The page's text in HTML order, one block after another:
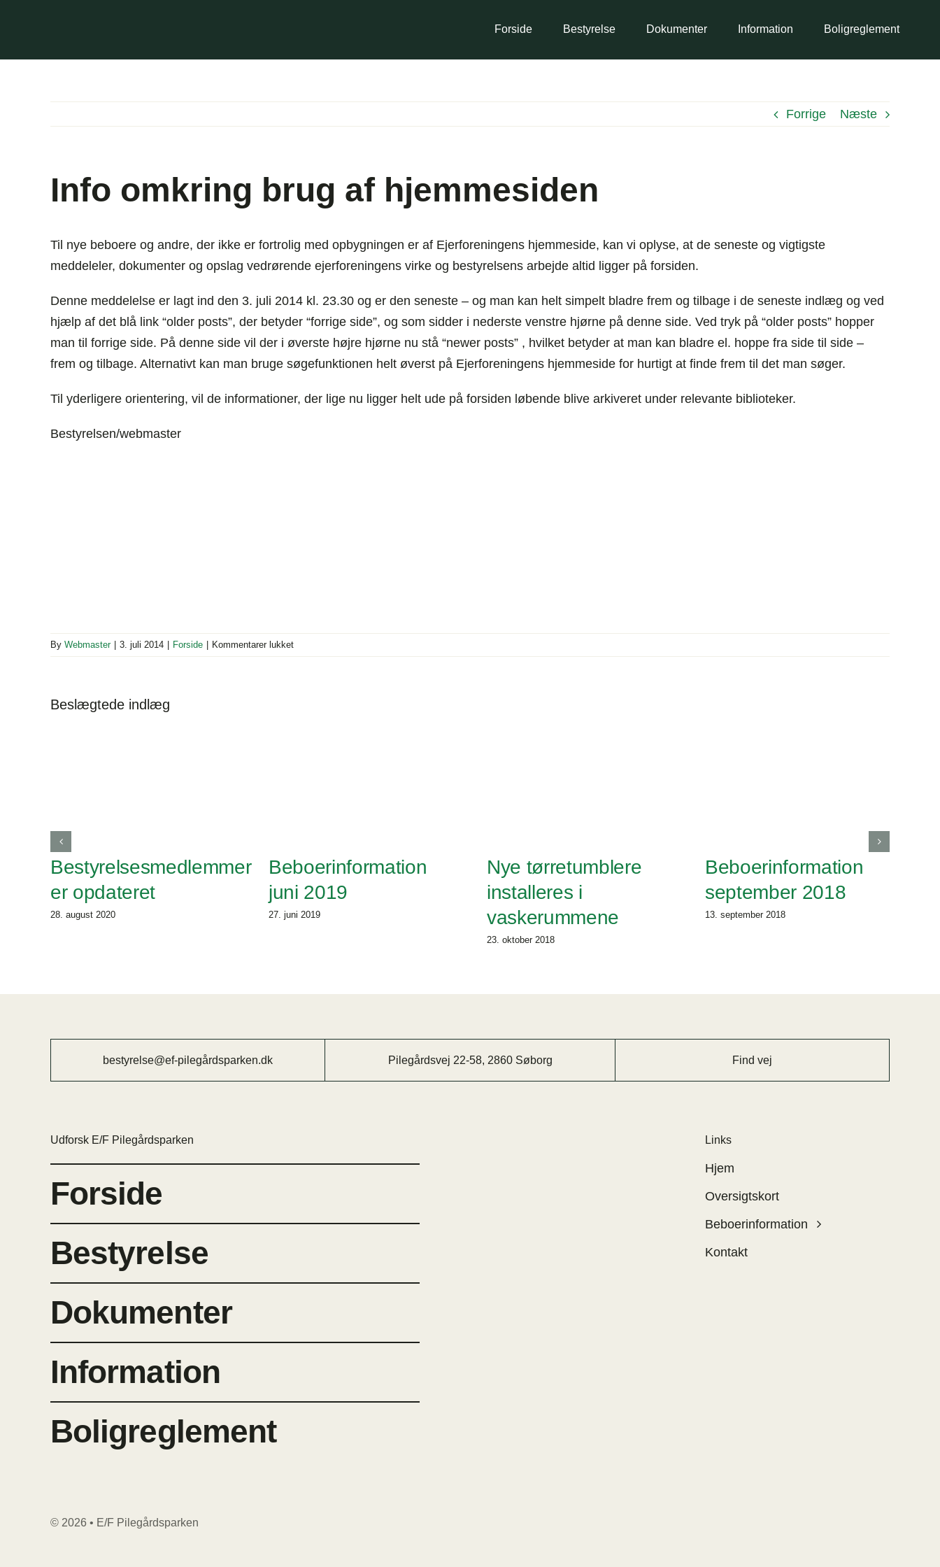
Forside Bestyrelse Dokumenter Information Boligreglement
Forrige Næste
Info omkring brug af hjemmesiden
Til nye beboere og andre, der ikke er fortrolig med opbygningen er af Ejerforeningens hjemmeside, kan vi oplyse, at de seneste og vigtigste
meddeleler, dokumenter og opslag vedrørende ejerforeningens virke og bestyrelsens arbejde altid ligger på forsiden.
Denne meddelelse er lagt ind den 3. juli 2014 kl. 23.30 og er den seneste – og man kan helt simpelt bladre frem og tilbage i de seneste indlæg og ved
hjælp af det blå link “older posts”, der betyder “forrige side”, og som sidder i nederste venstre hjørne på denne side. Ved tryk på “older posts” hopper
man til forrige side. På denne side vil der i øverste højre hjørne nu stå “newer posts” , hvilket betyder at man kan bladre el. hoppe fra side til side –
frem og tilbage. Alternativt kan man bruge søgefunktionen helt øverst på Ejerforeningens hjemmeside for hurtigt at finde frem til det man søger.
Til yderligere orientering, vil de informationer, der lige nu ligger helt ude på forsiden løbende blive arkiveret under relevante biblioteker.
Bestyrelsen/webmaster
By Webmaster 3. juli 2014 Forside Kommentarer lukkettil
Info
Beslægtede indlæg
Bestyrelsesmedlemmer
er opdateret
28. august 2020
Beboerinformation
juni 2019
27. juni 2019
Nye tørretumblere
installeres i
vaskerummene
23. oktober 2018
Beboerinformation
september 2018
13. september 2018
bestyrelse@ef-pilegårdsparken.dk Pilegårdsvej 22-58, 2860 Søborg Find vej
Udforsk E/F Pilegårdsparken
Forside
Bestyrelse
Dokumenter
Information
Boligreglement
Links
Hjem
Oversigtskort
Beboerinformation
Kontakt
© 2026 • E/F Pilegårdsparken